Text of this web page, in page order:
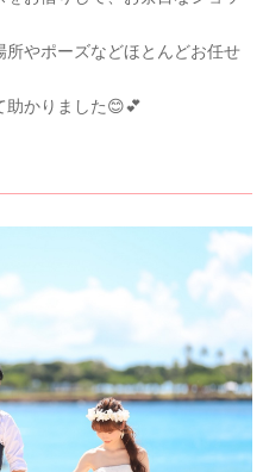
やポーズなどほとんどお任せ
助かりました😊💕